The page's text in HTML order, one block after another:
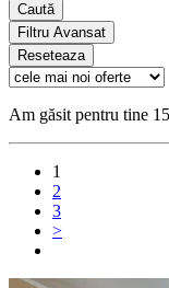
Caută
Filtru Avansat
Reseteaza
Am găsit pentru tine
1
2
3
>